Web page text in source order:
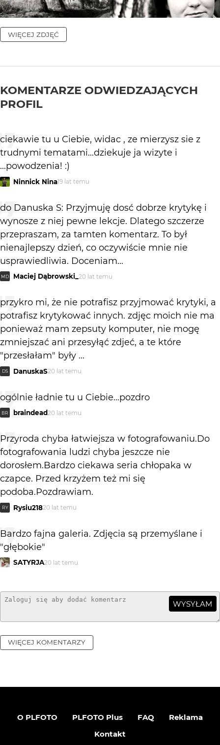
WIĘCEJ ZDJĘĆ
KOMENTARZE ODWIEDZAJĄCYCH
PROFIL
ciekawie tu u Ciebie, widac , ze mierzysz sie z
trudnymi tematami...dziekuje ja wizyte i
...powodzenia! :)
Ninnick Nina19 lat temu
do Danuska S: Przyjmuję dosć dobrze krytykę i
wynosze z niej pewne lekcje. Dlatego szczerze
przepraszam, za tamten komentarz. To był
nienajlepszy dzień, co oczywiście mnie nie
usprawiedliwia. Doceniam...
MD Maciej Dąbrowski_ 20 lat temu
przykro mi, że nie potrafisz przyjmować krytyki, a
potrafisz krytykować innych. zdjęc moich nie ma
ponieważ mam zepsuty komputer, nie mogę
zmniejszać ani przesyłąć zdjeć, a te które
"przesłałam" były ...
DS DanuskaS20 lat temu
ogólnie ładnie tu u Ciebie...pozdro
BR braindead20 lat temu
Przyroda chyba łatwiejsza w fotografowaniu.Do
fotografowania ludzi chyba jeszcze nie
dorosłem.Bardzo ciekawa seria chłopaka w
czapce. Przed krzyżem też mi się
podoba.Pozdrawiam.
RY Rysiu21820 lat temu
Bardzo fajna galeria. Zdjęcia są przemyślane i
"głębokie"
SATYRJA20 lat temu
WYSYŁAM
WIĘCEJ KOMENTARZY
O PLFOTO PLFOTO Plus FAQ
Reklama
Kontakt